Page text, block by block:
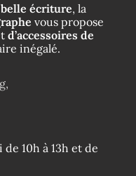
belle écriture, la
vous propose
d’accessoires de
inégalé.
10h à 13h et de